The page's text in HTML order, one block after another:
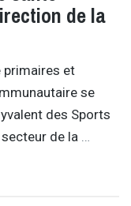
de la
primaires et
se
des Sports
de la